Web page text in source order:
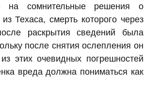
на сомнительные решения о
Техаса, смерть которого через
раскрытия сведений была
после снятия ослепления он
этих очевидных погрешностей
вреда должна пониматься как